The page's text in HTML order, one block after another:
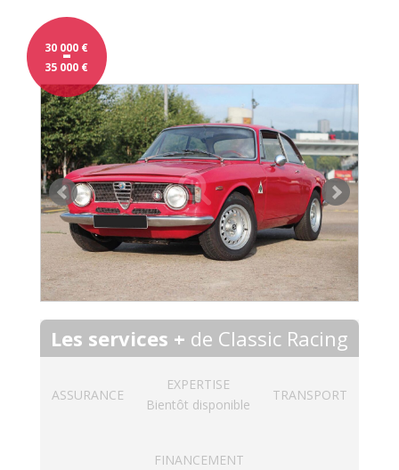
30 000 €
-
35 000 €
Les services + de Classic Racing
ASSURANCE
EXPERTISE
Bientôt disponible
TRANSPORT
FINANCEMENT